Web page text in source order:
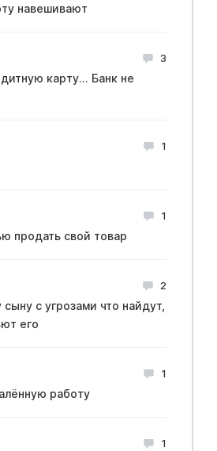
навешивают
3
карту... Банк не
1
1
продать свой товар
2
с yгpoзами что найдут,
его
1
работу
1